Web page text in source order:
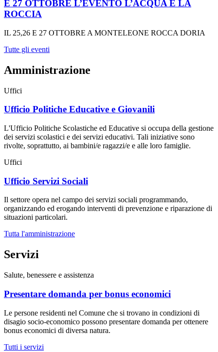
E 27 OTTOBRE L’EVENTO L’ACQUA E LA
ROCCIA
IL 25,26 E 27 OTTOBRE A MONTELEONE ROCCA DORIA
Tutte gli eventi
Amministrazione
Uffici
Ufficio Politiche Educative e Giovanili
L'Ufficio Politiche Scolastiche ed Educative si occupa della gestione
dei servizi scolastici e dei servizi educativi. Tali iniziative sono
rivolte, soprattutto, ai bambini/e ragazzi/e e alle loro famiglie.
Uffici
Ufficio Servizi Sociali
Il settore opera nel campo dei servizi sociali programmando,
organizzando ed erogando interventi di prevenzione e riparazione di
situazioni particolari.
Tutta l'amministrazione
Servizi
Salute, benessere e assistenza
Presentare domanda per bonus economici
Le persone residenti nel Comune che si trovano in condizioni di
disagio socio-economico possono presentare domanda per ottenere
bonus economici di diversa natura.
Tutti i servizi